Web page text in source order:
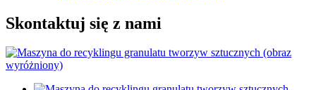
Skontaktuj się z nami